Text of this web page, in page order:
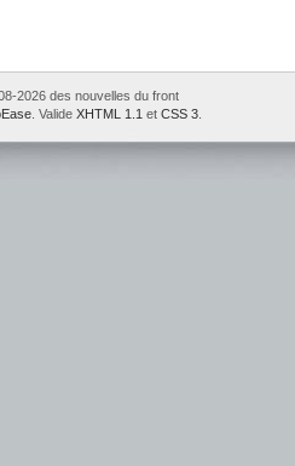
2026 des nouvelles du front
. Valide XHTML 1.1 et CSS 3